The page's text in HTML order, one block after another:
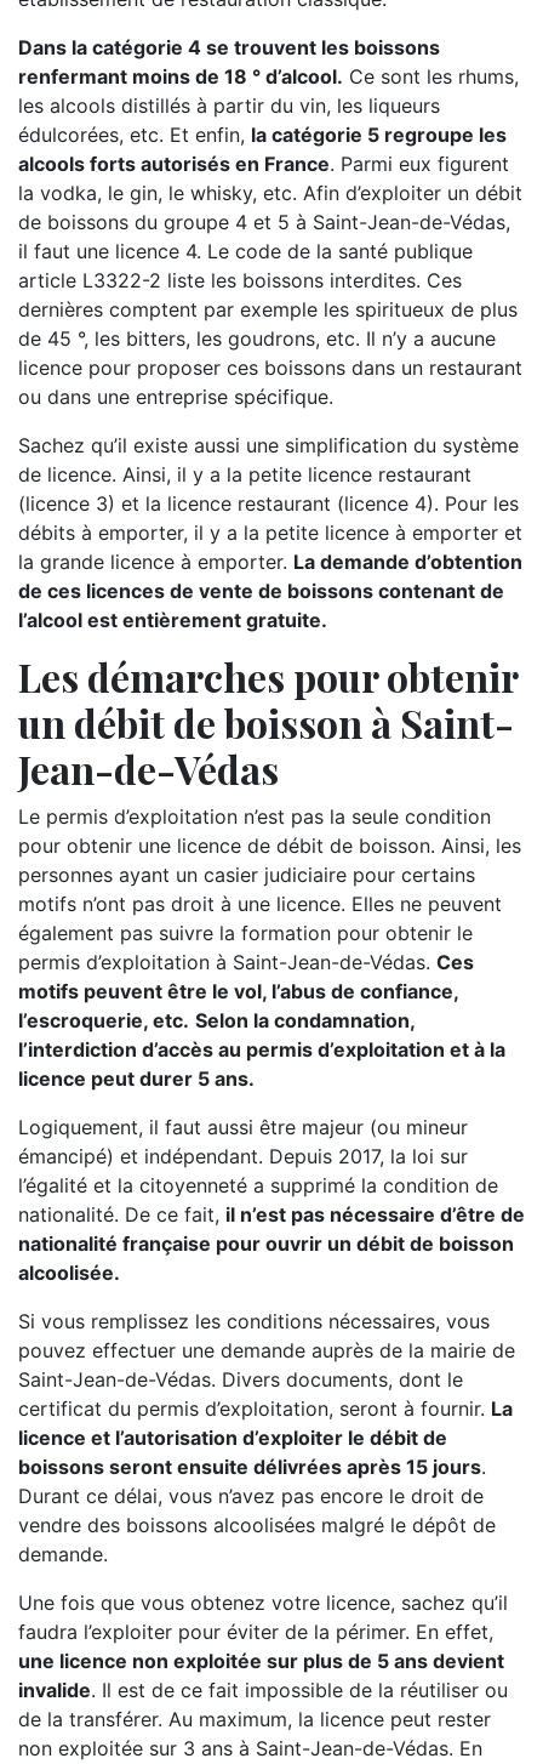
Dans la catégorie 4 se trouvent les boissons
renfermant moins de 18 ° d’alcool. Ce sont les rhums,
les alcools distillés à partir du vin, les liqueurs
édulcorées, etc. Et enfin, la catégorie 5 regroupe les
alcools forts autorisés en France. Parmi eux figurent
la vodka, le gin, le whisky, etc. Afin d’exploiter un débit
de boissons du groupe 4 et 5 à Saint-Jean-de-Védas,
il faut une licence 4. Le code de la santé publique
article L3322-2 liste les boissons interdites. Ces
dernières comptent par exemple les spiritueux de plus
de 45 °, les bitters, les goudrons, etc. Il n’y a aucune
licence pour proposer ces boissons dans un restaurant
ou dans une entreprise spécifique.
Sachez qu’il existe aussi une simplification du système
de licence. Ainsi, il y a la petite licence restaurant
(licence 3) et la licence restaurant (licence 4). Pour les
débits à emporter, il y a la petite licence à emporter et
la grande licence à emporter. La demande d’obtention
de ces licences de vente de boissons contenant de
l’alcool est entièrement gratuite.
Les démarches pour obtenir
un débit de boisson à Saint-
Jean-de-Védas
Le permis d’exploitation n’est pas la seule condition
pour obtenir une licence de débit de boisson. Ainsi, les
personnes ayant un casier judiciaire pour certains
motifs n’ont pas droit à une licence. Elles ne peuvent
également pas suivre la formation pour obtenir le
permis d’exploitation à Saint-Jean-de-Védas. Ces
motifs peuvent être le vol, l’abus de confiance,
l’escroquerie, etc. Selon la condamnation,
l’interdiction d’accès au permis d’exploitation et à la
licence peut durer 5 ans.
Logiquement, il faut aussi être majeur (ou mineur
émancipé) et indépendant. Depuis 2017, la loi sur
l’égalité et la citoyenneté a supprimé la condition de
nationalité. De ce fait, il n’est pas nécessaire d’être de
nationalité française pour ouvrir un débit de boisson
alcoolisée.
Si vous remplissez les conditions nécessaires, vous
pouvez effectuer une demande auprès de la mairie de
Saint-Jean-de-Védas. Divers documents, dont le
certificat du permis d’exploitation, seront à fournir. La
licence et l’autorisation d’exploiter le débit de
boissons seront ensuite délivrées après 15 jours.
Durant ce délai, vous n’avez pas encore le droit de
vendre des boissons alcoolisées malgré le dépôt de
demande.
Une fois que vous obtenez votre licence, sachez qu’il
faudra l’exploiter pour éviter de la périmer. En effet,
une licence non exploitée sur plus de 5 ans devient
invalide. Il est de ce fait impossible de la réutiliser ou
de la transférer. Au maximum, la licence peut rester
non exploitée sur 3 ans à Saint-Jean-de-Védas. En